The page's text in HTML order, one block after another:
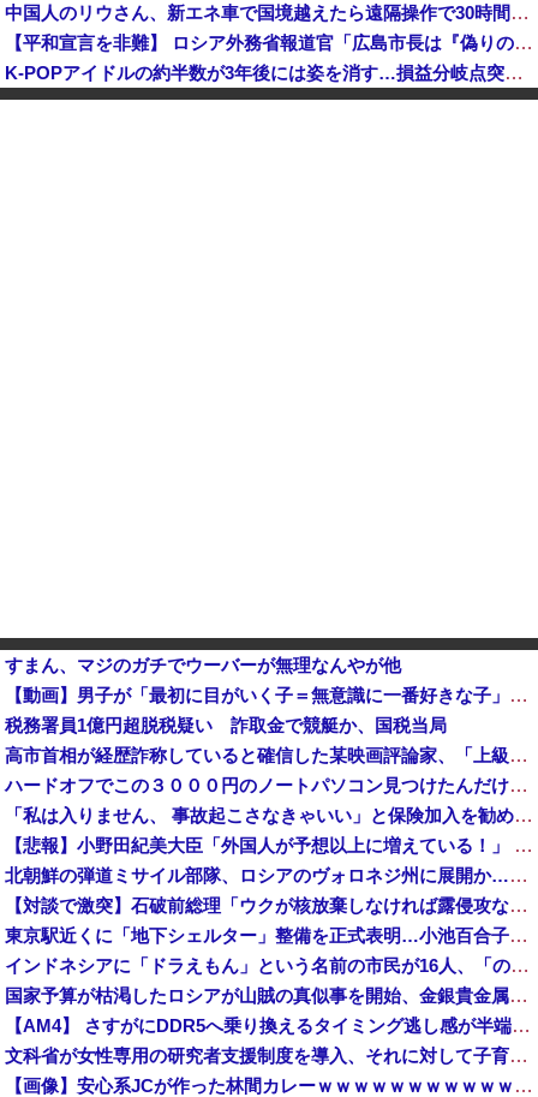
中国人のリウさん、新エネ車で国境越えたら遠隔操作で30時間ロックされる！
【平和宣言を非難】 ロシア外務省報道官「広島市長は『偽りの呪文』繰り返している」
K-POPアイドルの約半数が3年後には姿を消す…損益分岐点突破は4％未満
【鹿児島】 突然右折し路面電車と衝突 乗っていた男女3人は車を放置しダッシュで逃走中
すまん、マジのガチでウーバーが無理なんやが他
【動画】男子が「最初に目がいく子＝無意識に一番好きな子」という恋愛心理テストｗｗｗｗｗｗｗｗｗｗｗｗｗｗｗ 【Pickup07093031】
税務署員1億円超脱税疑い 詐取金で競艇か、国税当局
高市首相が経歴詐称していると確信した某映画評論家、「上級公務員試験に合格とは書いてないんですが…」とツッコミを受けまくり……
ハードオフでこの３０００円のノートパソコン見つけたんだけどどうですか？
「私は入りません、 事故起こさなきゃいい」と保険加入を勧められた推し活民が反発、保険代が勿体無いし事
【悲報】小野田紀美大臣「外国人が予想以上に増えている！」 ← 自民党が自ら受け入れ推進しておいて他人事発言と突っ込み殺到 ｗｗｗｗｗｗｗｗｗｗｗ...
北朝鮮の弾道ミサイル部隊、ロシアのヴォロネジ州に展開か…北朝鮮は本質的にウクライナと戦争状態に！
【対談で激突】石破前総理「ウクが核放棄しなければ露侵攻なかった」 湯崎前県知事「核抑止はフィクション」
東京駅近くに「地下シェルター」整備を正式表明…小池百合子知事「多くの方が滞在、施設整備の効果高い」
インドネシアに「ドラえもん」という名前の市民が16人、「のび太」は181人
国家予算が枯渇したロシアが山賊の真似事を開始、金銀貴金属じゃなくて自動車とかってところがリアリティありすぎる……
【AM4】 さすがにDDR5へ乗り換えるタイミング逃し感が半端ない
文科省が女性専用の研究者支援制度を導入、それに対して子育て負担に苦しむ若手男性研究者は……
【画像】安心系JCが作った林間カレーｗｗｗｗｗｗｗｗｗｗｗｗｗｗｗｗｗｗｗｗｗｗｗｗ